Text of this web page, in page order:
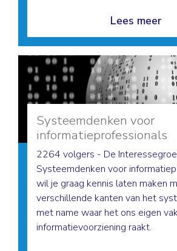
Lees meer
Systeemdenken voor
informatieprofessionals
2264 volgers - De
Systeemdenken voor
wil je graag kennis laten maken
verschillende kanten van het
met name waar het ons eigen
informatievoorziening raakt.